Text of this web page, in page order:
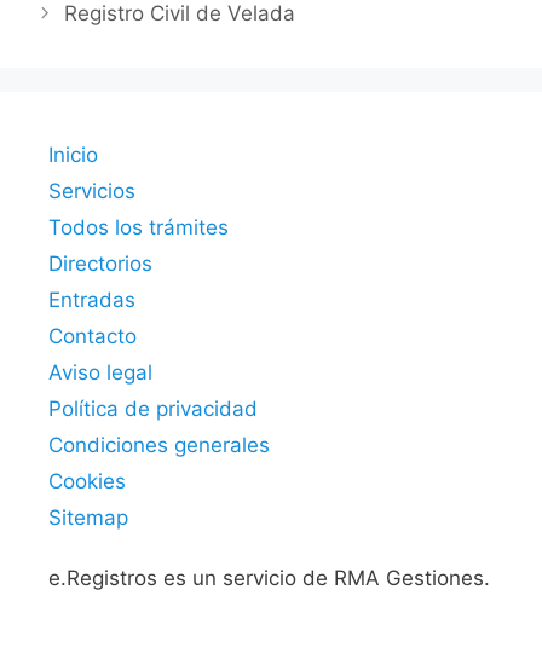
Registro Civil de Velada
Inicio
Servicios
Todos los trámites
Directorios
Entradas
Contacto
Aviso legal
Política de privacidad
Condiciones generales
Cookies
Sitemap
e.Registros es un servicio de RMA Gestiones.